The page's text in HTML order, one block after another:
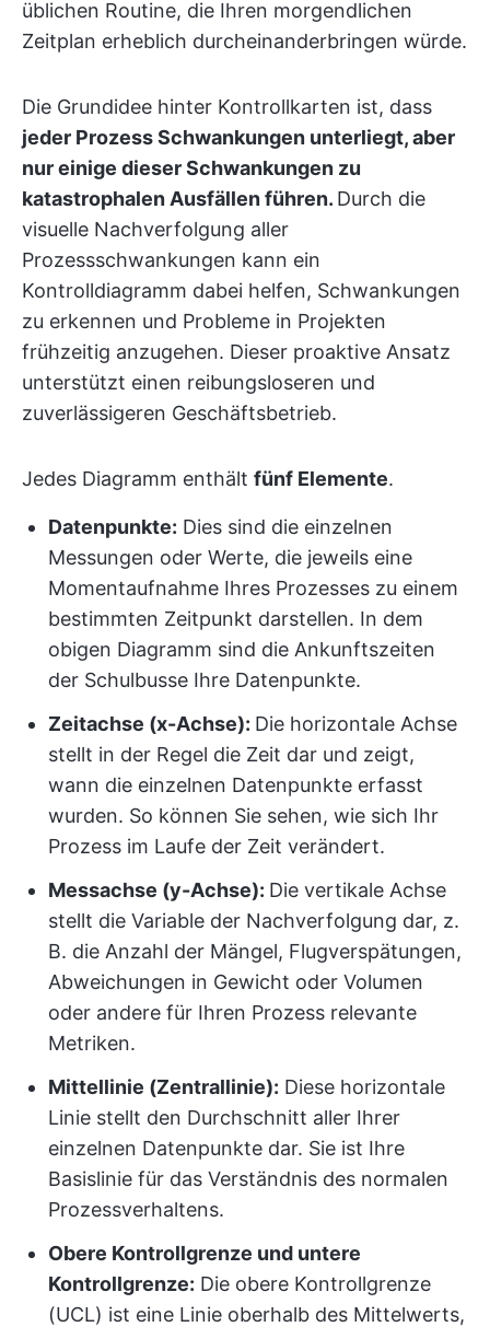
üblichen Routine, die Ihren morgendlichen
Zeitplan erheblich durcheinanderbringen würde.
Die Grundidee hinter Kontrollkarten ist, dass
jeder Prozess Schwankungen unterliegt, aber
nur einige dieser Schwankungen zu
katastrophalen Ausfällen führen. Durch die
visuelle Nachverfolgung aller
Prozessschwankungen kann ein
Kontrolldiagramm dabei helfen, Schwankungen
zu erkennen und Probleme in Projekten
frühzeitig anzugehen. Dieser proaktive Ansatz
unterstützt einen reibungsloseren und
zuverlässigeren Geschäftsbetrieb.
Jedes Diagramm enthält fünf Elemente.
Datenpunkte: Dies sind die einzelnen
Messungen oder Werte, die jeweils eine
Momentaufnahme Ihres Prozesses zu einem
bestimmten Zeitpunkt darstellen. In dem
obigen Diagramm sind die Ankunftszeiten
der Schulbusse Ihre Datenpunkte.
Zeitachse (x-Achse): Die horizontale Achse
stellt in der Regel die Zeit dar und zeigt,
wann die einzelnen Datenpunkte erfasst
wurden. So können Sie sehen, wie sich Ihr
Prozess im Laufe der Zeit verändert.
Messachse (y-Achse): Die vertikale Achse
stellt die Variable der Nachverfolgung dar, z.
B. die Anzahl der Mängel, Flugverspätungen,
Abweichungen in Gewicht oder Volumen
oder andere für Ihren Prozess relevante
Metriken.
Mittellinie (Zentrallinie): Diese horizontale
Linie stellt den Durchschnitt aller Ihrer
einzelnen Datenpunkte dar. Sie ist Ihre
Basislinie für das Verständnis des normalen
Prozessverhaltens.
Obere Kontrollgrenze und untere
Kontrollgrenze: Die obere Kontrollgrenze
(UCL) ist eine Linie oberhalb des Mittelwerts,